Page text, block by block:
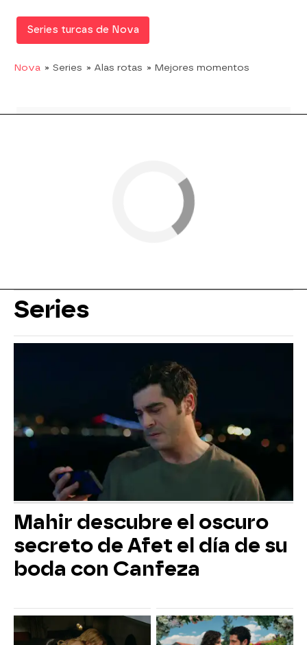
Series turcas de Nova
Nova » Series » Alas rotas » Mejores momentos
Series
Mahir descubre el oscuro
secreto de Afet el día de su
boda con Canfeza